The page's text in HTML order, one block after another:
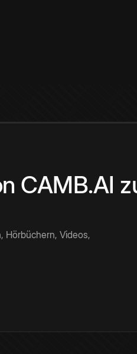
CAMB.AI
Hörbüchern, Videos,